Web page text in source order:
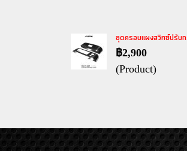
ชุดครอบแผงสวิทซ์ปรับ
฿2,900
(Product)